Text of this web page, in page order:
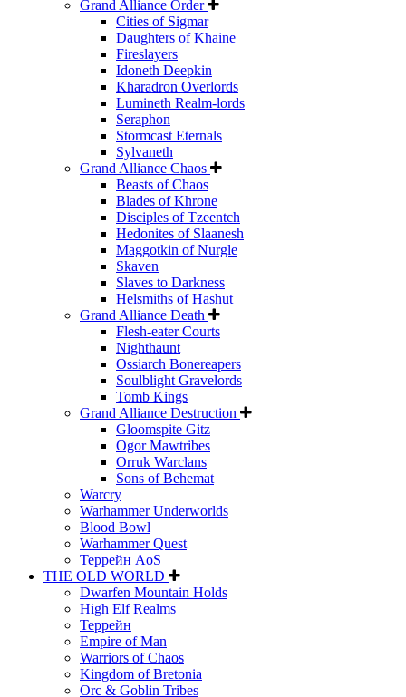
Grand Alliance Order
Cities of Sigmar
Daughters of Khaine
Fireslayers
Idoneth Deepkin
Kharadron Overlords
Lumineth Realm-lords
Seraphon
Stormcast Eternals
Sylvaneth
Grand Alliance Chaos
Beasts of Chaos
Blades of Khrone
Disciples of Tzeentch
Hedonites of Slaanesh
Maggotkin of Nurgle
Skaven
Slaves to Darkness
Helsmiths of Hashut
Grand Alliance Death
Flesh-eater Courts
Nighthaunt
Ossiarch Bonereapers
Soulblight Gravelords
Tomb Kings
Grand Alliance Destruction
Gloomspite Gitz
Ogor Mawtribes
Orruk Warclans
Sons of Behemat
Warcry
Warhammer Underworlds
Blood Bowl
Warhammer Quest
Террейн AoS
THE OLD WORLD
Dwarfen Mountain Holds
High Elf Realms
Террейн
Empire of Man
Warriors of Chaos
Kingdom of Bretonia
Orc & Goblin Tribes